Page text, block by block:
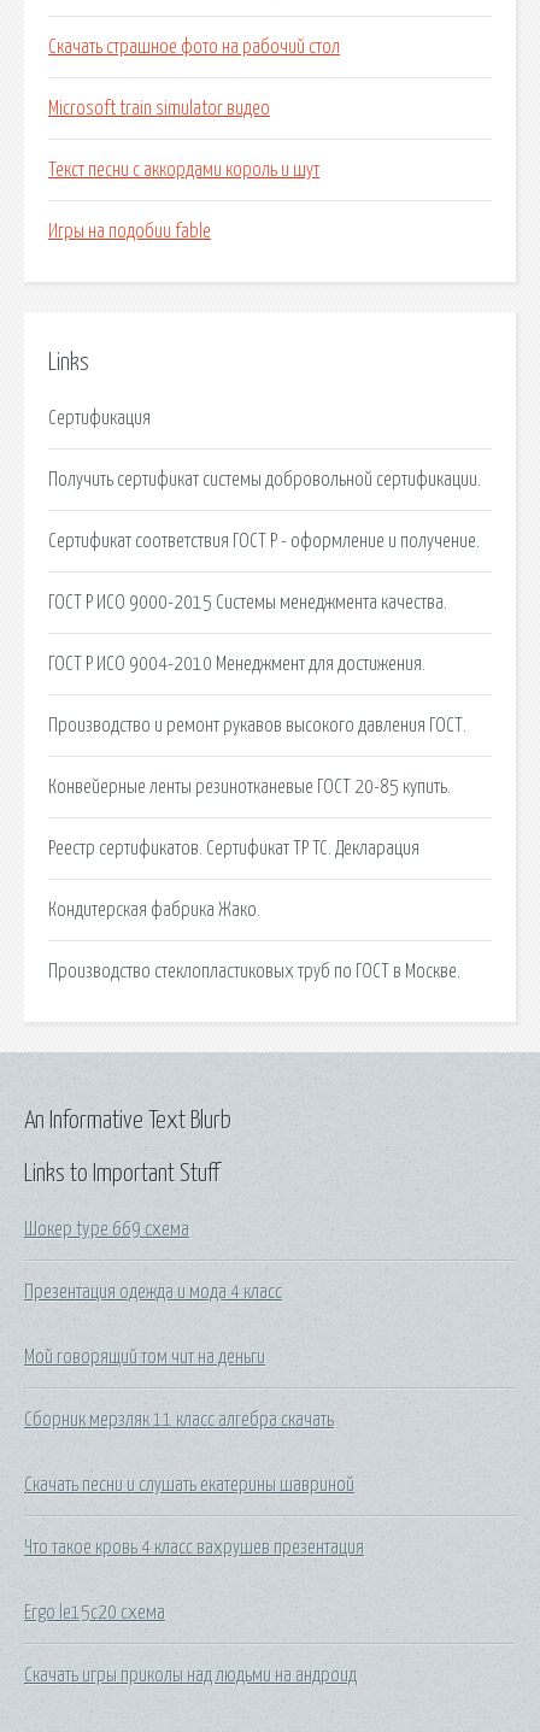
Скачать страшное фото на рабочий стол
Microsoft train simulator видео
Текст песни с аккордами король и шут
Игры на подобии fable
Links
Сертификация
Получить сертификат системы добровольной сертификации.
Сертификат соответствия ГОСТ Р - оформление и получение.
ГОСТ Р ИСО 9000-2015 Системы менеджмента качества.
ГОСТ Р ИСО 9004-2010 Менеджмент для достижения.
Производство и ремонт рукавов высокого давления ГОСТ.
Конвейерные ленты резинотканевые ГОСТ 20-85 купить.
Реестр сертификатов. Сертификат ТР ТС. Декларация
Кондитерская фабрика Жако.
Производство стеклопластиковых труб по ГОСТ в Москве.
Links to Important Stuff
Шокер type 669 схема
Презентация одежда и мода 4 класс
Мой говорящий том чит на деньги
Сборник мерзляк 11 класс алгебра скачать
Скачать песни и слушать екатерины шавриной
Что такое кровь 4 класс вахрушев презентация
Ergo le15c20 схема
Скачать игры приколы над людьми на андроид
An Informative Text Blurb